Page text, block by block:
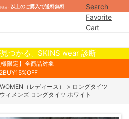
（税込） 以上のご購入で送料無料
Search
Favorite
Cart
つかる、SKINS wear 診断
様限定】全商品対象
2BUY15%OFF
WOMEN（レディース） > ロングタイツ
ィメンズ ロングタイツ ホワイト